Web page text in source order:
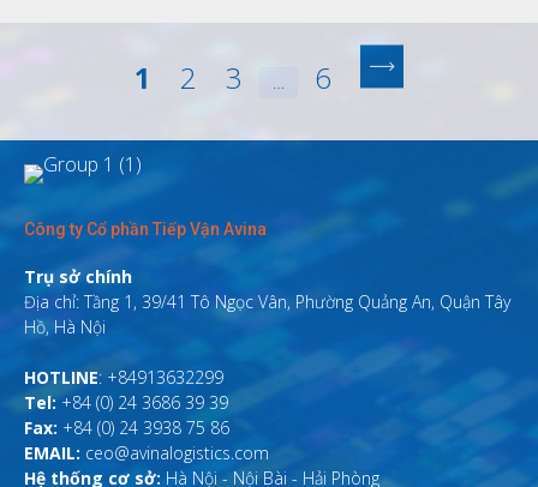
1 2 3 … 6
Công ty Cổ phần Tiếp Vận Avina
Trụ sở chính
Địa chỉ: Tầng 1, 39/41 Tô Ngọc Vân, Phường Quảng An, Quận Tây
Hồ, Hà Nội
HOTLINE: +84913632299
Tel: +84 (0) 24 3686 39 39
Fax: +84 (0) 24 3938 75 86
EMAIL: ceo@avinalogistics.com
Hệ thống cơ sở: Hà Nội - Nội Bài - Hải Phòng